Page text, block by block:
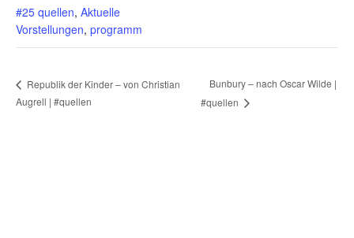
#25 quellen, Aktuelle
Vorstellungen, programm
Republik der Kinder – von Christian
Augrell | #quellen
Bunbury – nach Oscar Wilde |
#quellen